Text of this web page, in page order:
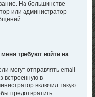
На большинстве
или администратор
требуют войти на
могут отправлять email-
встроенную в
включил такую
предотвратить